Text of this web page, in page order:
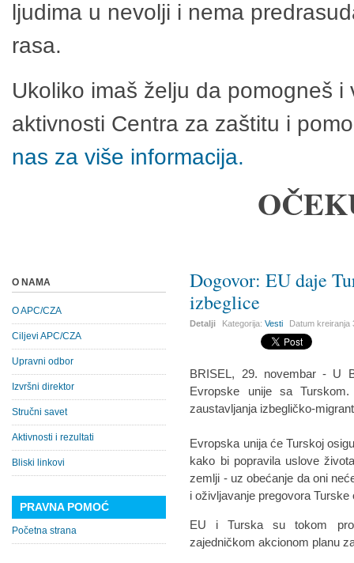
ljudima u nevolji i nema
rasa.
Ukoliko imaš želju da pomogneš
aktivnosti Centra za zaštitu i
nas za više informacija.
Dogovor: EU daje
izbeglice
Detalji Kategorija:Vesti Datum kreiranja
BRISEL, 29. novembar - U
Evropske unije sa
zaustavljanja izbegličko-
Evropska unija će Turskoj
kako bi popravila uslove
zemlji - uz obećanje da oni
i oživljavanje pregovora
EU i Turska su tokom
zajedničkom akcionom planu
O NAMA
O APC/CZA
Ciljevi APC/CZA
Upravni odbor
Izvršni direktor
Stručni savet
Aktivnosti i rezultati
Bliski linkovi
PRAVNA POMOĆ
Početna strana